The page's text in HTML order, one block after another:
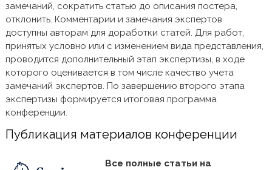
замечаний, сократить статью до описания постера,
отклонить. Комментарии и замечания экспертов
доступны авторам для доработки статей. Для работ,
принятых условно или с изменением вида представления,
проводится дополнительный этап экспертизы, в ходе
которого оценивается в том числе качество учета
замечаний экспертов. По завершению второго этапа
экспертизы формируется итоговая программа
конференции.
Публикация материалов конференции
Все полные статьи на